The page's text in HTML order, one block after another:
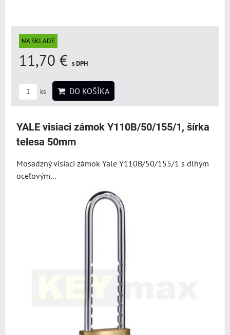
NA SKLADE
11,70 € s DPH
ks DO KOŠÍKA
YALE visiaci zámok Y110B/50/155/1, šírka
telesa 50mm
Mosadzný visiaci zámok Yale Y110B/50/155/1 s dlhým
oceľovým...